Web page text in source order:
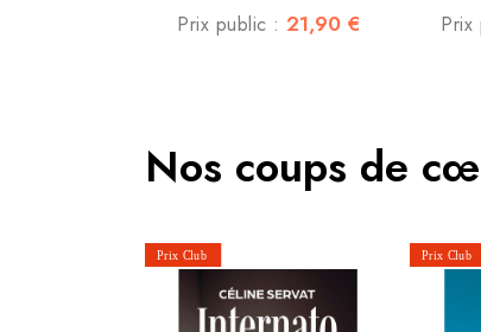
Prix public : 21,90 €
Prix
Nos coups de